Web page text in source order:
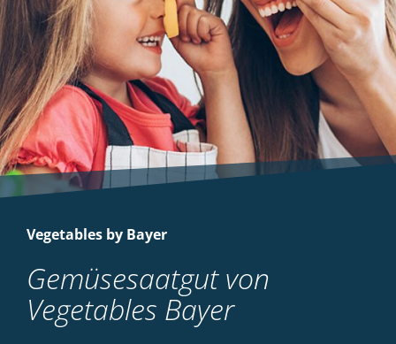
Vegetables by Bayer
Gemüsesaatgut von
Vegetables Bayer